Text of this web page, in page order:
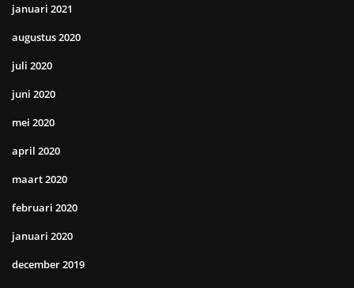
januari 2021
augustus 2020
juli 2020
juni 2020
mei 2020
april 2020
maart 2020
februari 2020
januari 2020
december 2019